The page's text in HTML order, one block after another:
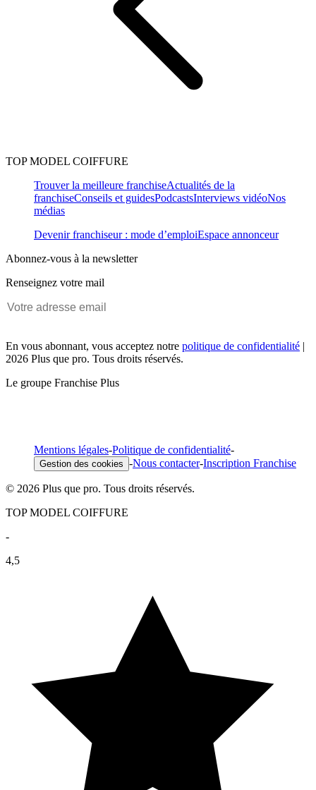
TOP MODEL COIFFURE
Trouver la meilleure franchiseActualités de la
franchiseConseils et guidesPodcastsInterviews vidéoNos
médias
Devenir franchiseur : mode d’emploiEspace annonceur
Abonnez-vous à la newsletter
Renseignez votre mail
En vous abonnant, vous acceptez notre politique de confidentialité |
2026 Plus que pro. Tous droits réservés.
Le groupe Franchise Plus
Mentions légales-Politique de confidentialité-
Gestion des cookies -Nous contacter-Inscription Franchise
© 2026 Plus que pro. Tous droits réservés.
TOP MODEL COIFFURE
-
4,5